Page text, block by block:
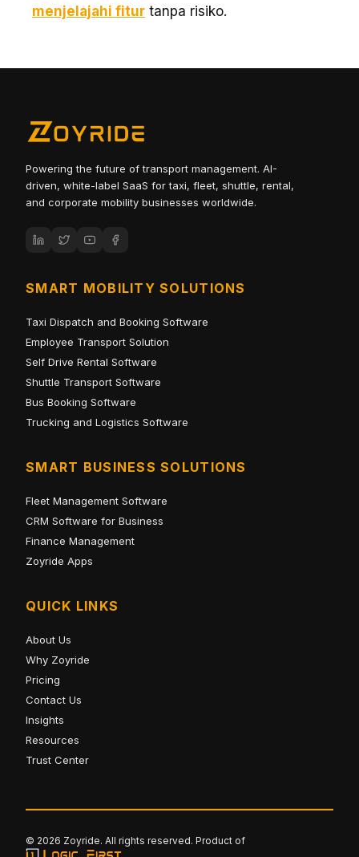
menjelajahi fitur tanpa risiko.
Powering the future of transport management. AI-
driven, white-label SaaS for taxi, fleet, shuttle, rental,
and corporate mobility businesses worldwide.
SMART MOBILITY SOLUTIONS
Taxi Dispatch and Booking Software
Employee Transport Solution
Self Drive Rental Software
Shuttle Transport Software
Bus Booking Software
Trucking and Logistics Software
SMART BUSINESS SOLUTIONS
Fleet Management Software
CRM Software for Business
Finance Management
Zoyride Apps
QUICK LINKS
About Us
Why Zoyride
Pricing
Contact Us
Insights
Resources
Trust Center
© 2026 Zoyride. All rights reserved. Product of